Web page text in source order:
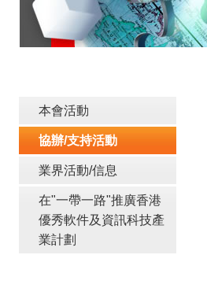
本會活動
協辦/支持活動
業界活動/信息
在"一帶一路"推廣香港
優秀軟件及資訊科技產
業計劃